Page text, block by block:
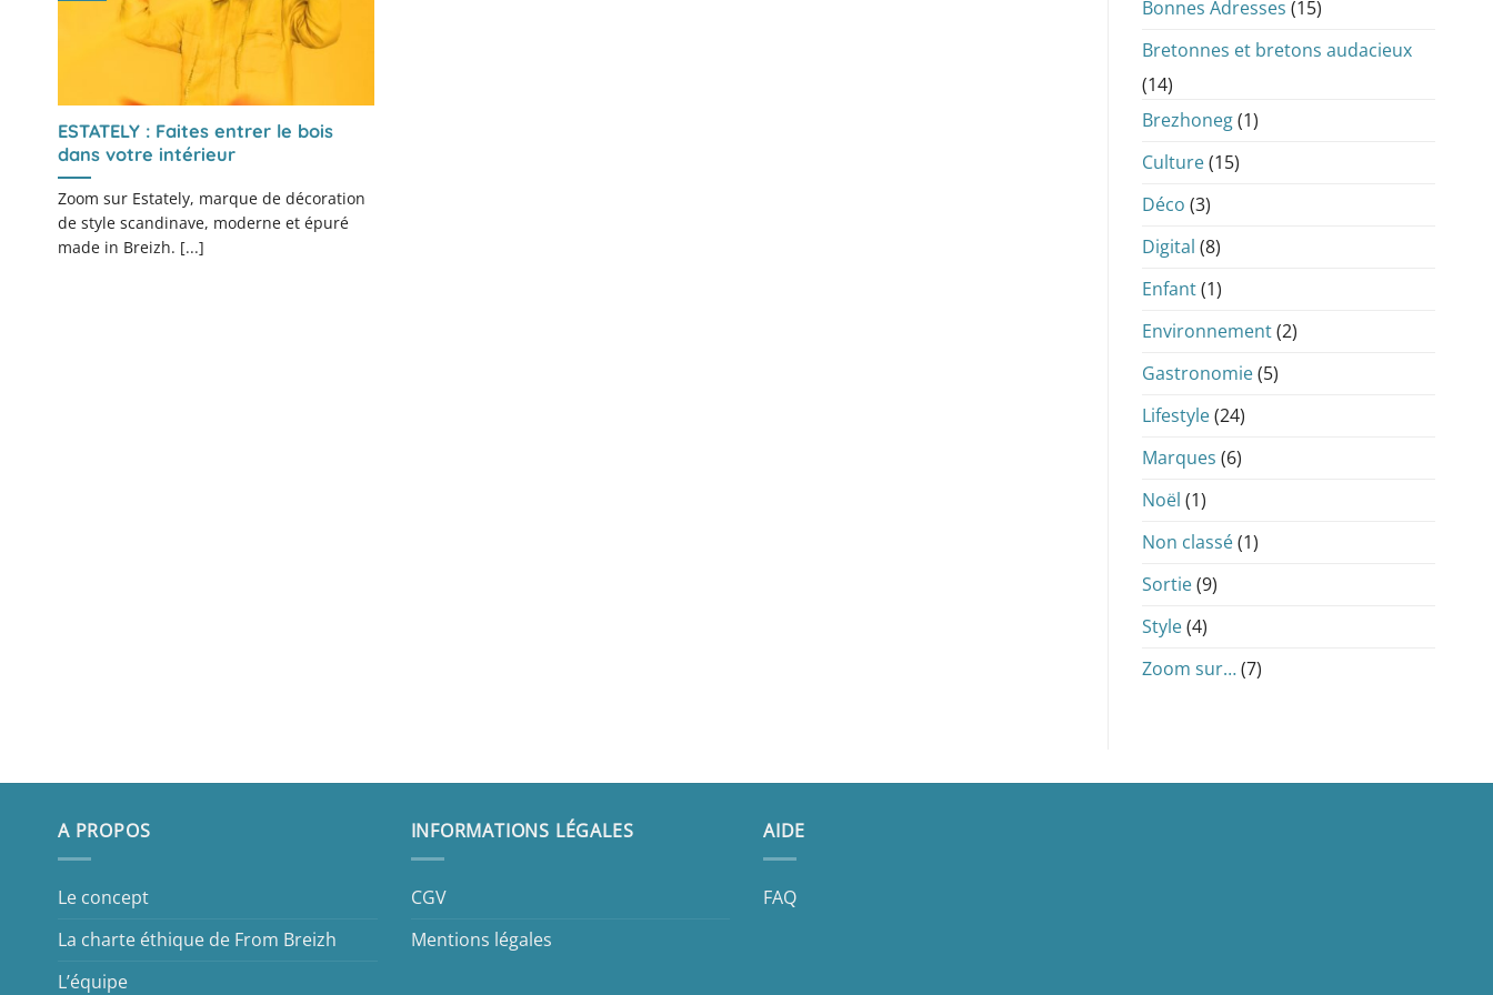
ESTATELY : Faites entrer le bois
dans votre intérieur
Zoom sur Estately, marque de décoration
de style scandinave, moderne et épuré
made in Breizh. [...]
Bonnes Adresses (15)
Bretonnes et bretons audacieux
(14)
Brezhoneg(1)
Culture(15)
Déco (3)
Digital (8)
Enfant(1)
Environnement(2)
Gastronomie(5)
Lifestyle(24)
Marques (6)
Noël (1)
Non classé(1)
Sortie(9)
Style(4)
Zoom sur…(7)
A PROPOS
Le concept
La charte éthique de From Breizh
L’équipe
INFORMATIONS LÉGALES
CGV
Mentions légales
AIDE
FAQ